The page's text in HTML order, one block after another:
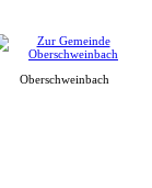
Oberschweinbach